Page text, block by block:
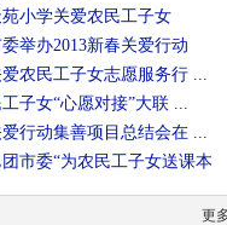
头 康慧 郎坤
小学关爱农民工子女
举办2013新春关爱行动
农民工子女志愿服务行 ...
子女“心愿对接”大联 ...
行动集善项目总结会在 ...
市委“为农民工子女送课本
更